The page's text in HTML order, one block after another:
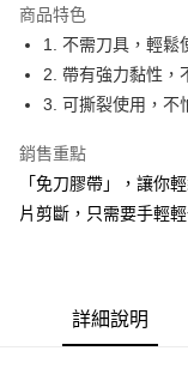
Apple Pay
街口支付
Google Pay
AFTEE先享後付
便利好安心！
運送方式
商品特色
1. 不需刀具，輕鬆
2. 帶有強力黏性，
3. 可撕裂使用，不
銷售重點
「免刀膠帶」，讓你
片剪斷，只需要手輕
詳細說明